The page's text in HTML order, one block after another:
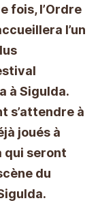
fois, l’Ordre
l’un
à Sigulda.
s’attendre à
joués à
qui seront
du